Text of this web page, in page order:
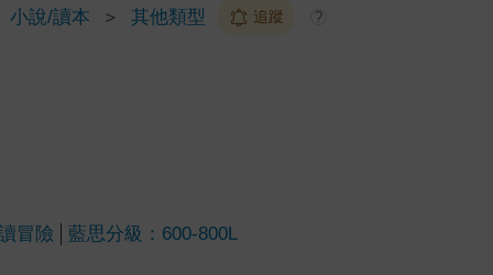
小說/讀本 ＞ 其他類型 追蹤 ?
冒險 藍思分級：600-800L